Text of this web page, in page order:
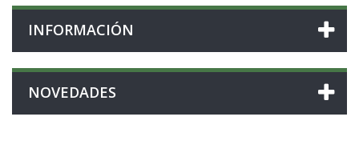
INFORMACIÓN
NOVEDADES